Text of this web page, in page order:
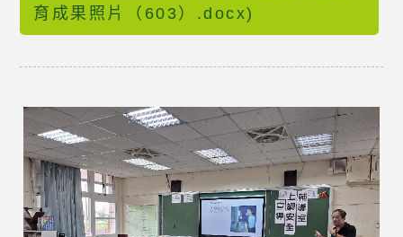
育成果照片（603）.docx)